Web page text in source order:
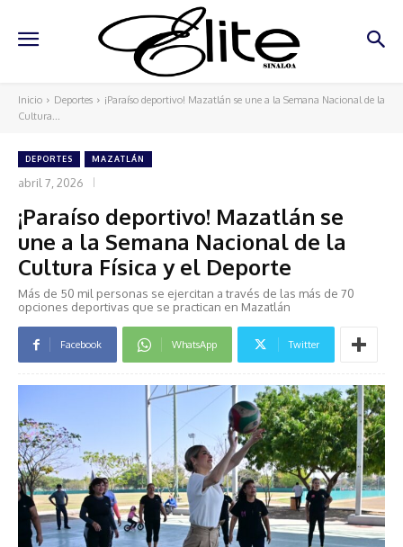
Inicio Deportes
¡Paraíso deportivo! Mazatlán se une a la Semana Nacional de la
Cultura...
DEPORTES MAZATLÁN
abril 7, 2026
¡Paraíso deportivo! Mazatlán se
une a la Semana Nacional de la
Cultura Física y el Deporte
Más de 50 mil personas se ejercitan a través de las más de 70
opciones deportivas que se practican en Mazatlán
Facebook WhatsApp Twitter